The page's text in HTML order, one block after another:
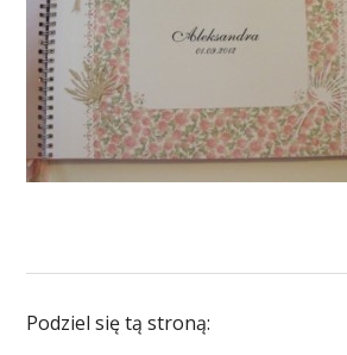
Podziel się tą stroną: